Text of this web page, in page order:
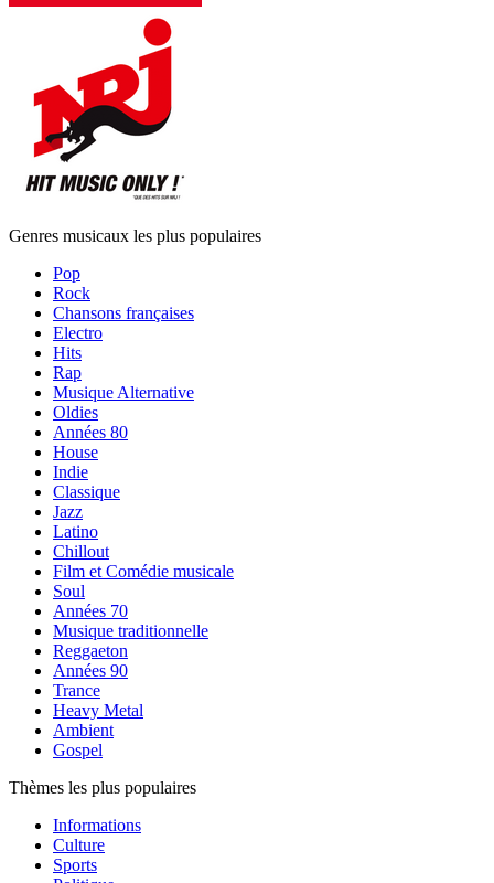
Genres musicaux les plus populaires
Pop
Rock
Chansons françaises
Electro
Hits
Rap
Musique Alternative
Oldies
Années 80
House
Indie
Classique
Jazz
Latino
Chillout
Film et Comédie musicale
Soul
Années 70
Musique traditionnelle
Reggaeton
Années 90
Trance
Heavy Metal
Ambient
Gospel
Thèmes les plus populaires
Informations
Culture
Sports